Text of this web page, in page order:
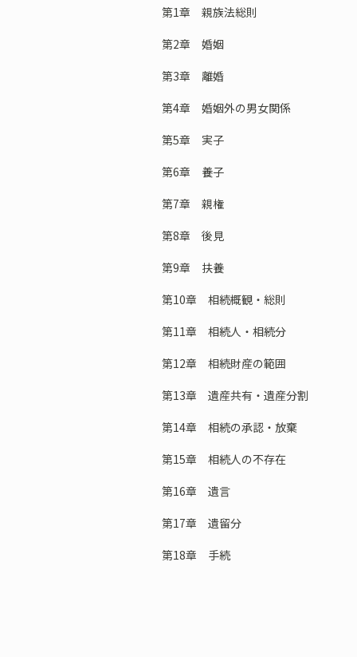
第1章 親族法総則
第2章 婚姻
第3章 離婚
第4章 婚姻外の男女関係
第5章 実子
第6章 養子
第7章 親権
第8章 後見
第9章 扶養
第10章 相続概観・総則
第11章 相続人・相続分
第12章 相続財産の範囲
第13章 遺産共有・遺産分割
第14章 相続の承認・放棄
第15章 相続人の不存在
第16章 遺言
第17章 遺留分
第18章 手続